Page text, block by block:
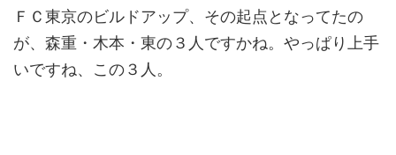
ＦＣ東京のビルドアップ、その起点となってたの
が、森重・木本・東の３人ですかね。やっぱり上手
いですね、この３人。